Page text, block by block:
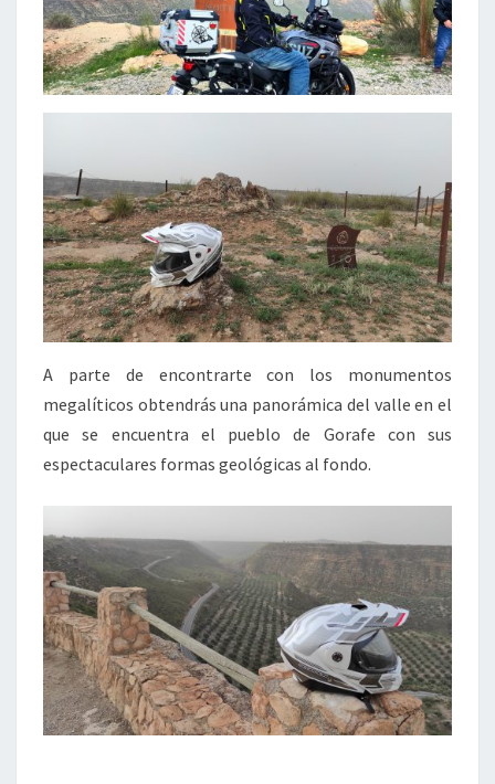
A parte de encontrarte con los monumentos
megalíticos obtendrás una panorámica del valle en el
que se encuentra el pueblo de Gorafe con sus
espectaculares formas geológicas al fondo.